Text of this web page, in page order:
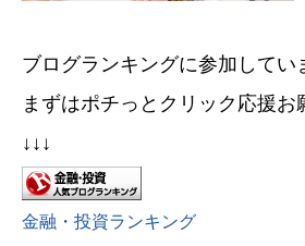
ブログランキングに参加してい
まずはポチっとクリック応援お
↓↓↓
金融・投資ランキング